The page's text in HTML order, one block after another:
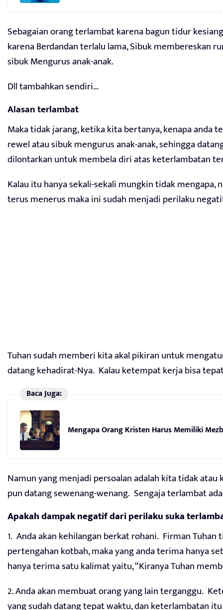
Sebagaian orang terlambat karena bagun tidur
karena Berdandan terlalu lama, Sibuk membereskan
sibuk Mengurus anak-anak.
Dll tambahkan sendiri…
Alasan terlambat
Maka tidak jarang, ketika kita bertanya, kenapa anda
rewel atau sibuk mengurus anak-anak, sehingga
dilontarkan untuk membela diri atas keterlambatan
Kalau itu hanya sekali-sekali mungkin tidak
terus menerus maka ini sudah menjadi perilaku
Tuhan sudah memberi kita akal pikiran untuk
datang kehadirat-Nya. Kalau ketempat kerja bisa
Baca Juga:
Mengapa Orang Kristen Harus Memiliki
Namun yang menjadi persoalan adalah kita tidak
pun datang sewenang-wenang. Sengaja terlambat
Apakah dampak negatif dari perilaku suka
1. Anda akan kehilangan berkat rohani. Firman
pertengahan kotbah, maka yang anda terima hanya
hanya terima satu kalimat yaitu, “Kiranya Tuhan
2. Anda akan membuat orang yang lain terganggu.
yang sudah datang tepat waktu, dan keterlambatan